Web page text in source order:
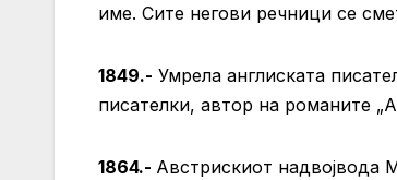
име. Сите негови речници се
1849.- Умрела англиската
писателки, автор на романите
1864.- Австрискиот надвојвода